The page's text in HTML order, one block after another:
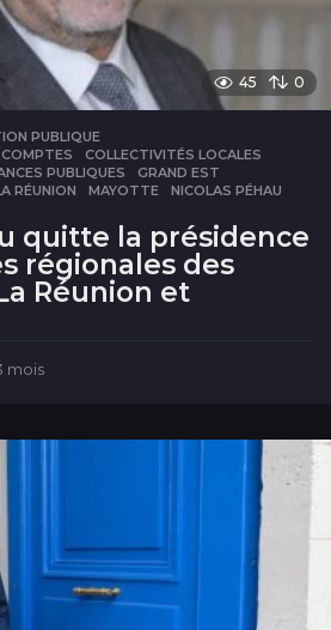
45 0
PUBLIQUE
,COLLECTIVITÉS LOCALES
PUBLIQUES ,GRAND EST
RÉUNION ,MAYOTTE ,NICOLAS PÉHAU
quitte la présidence
régionales des
Réunion et
mois
i